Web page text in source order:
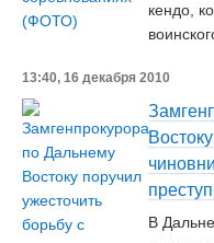
кендо,
13:40, 16 декабря 2010
В